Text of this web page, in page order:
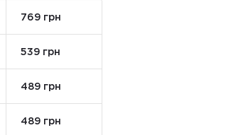
769 грн
539 грн
489 грн
489 грн